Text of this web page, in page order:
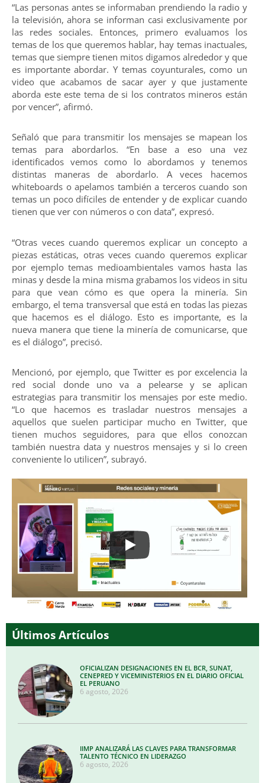
“Las personas antes se informaban prendiendo la radio y
la televisión, ahora se informan casi exclusivamente por
las redes sociales. Entonces, primero evaluamos los
temas de los que queremos hablar, hay temas inactuales,
temas que siempre tienen mitos digamos alrededor y que
es importante abordar. Y temas coyunturales, como un
video que acabamos de sacar ayer y que justamente
aborda este este tema de si los contratos mineros están
por vencer”, afirmó.
Señaló que para transmitir los mensajes se mapean los
temas para abordarlos. “En base a eso una vez
identificados vemos como lo abordamos y tenemos
distintas maneras de abordarlo. A veces hacemos
whiteboards o apelamos también a terceros cuando son
temas un poco difíciles de entender y de explicar cuando
tienen que ver con números o con data”, expresó.
“Otras veces cuando queremos explicar un concepto a
piezas estáticas, otras veces cuando queremos explicar
por ejemplo temas medioambientales vamos hasta las
minas y desde la mina misma grabamos los videos in situ
para que vean cómo es que opera la minería. Sin
embargo, el tema transversal que está en todas las piezas
que hacemos es el diálogo. Esto es importante, es la
nueva manera que tiene la minería de comunicarse, que
es el diálogo”, precisó.
Mencionó, por ejemplo, que Twitter es por excelencia la
red social donde uno va a pelearse y se aplican
estrategias para transmitir los mensajes por este medio.
“Lo que hacemos es trasladar nuestros mensajes a
aquellos que suelen participar mucho en Twitter, que
tienen muchos seguidores, para que ellos conozcan
también nuestra data y nuestros mensajes y si lo creen
conveniente lo utilicen”, subrayó.
Últimos Artículos
OFICIALIZAN DESIGNACIONES EN EL BCR, SUNAT,
CENEPRED Y VICEMINISTERIOS EN EL DIARIO OFICIAL
EL PERUANO
6 agosto, 2026
IIMP ANALIZARÁ LAS CLAVES PARA TRANSFORMAR
TALENTO TÉCNICO EN LIDERAZGO
6 agosto, 2026